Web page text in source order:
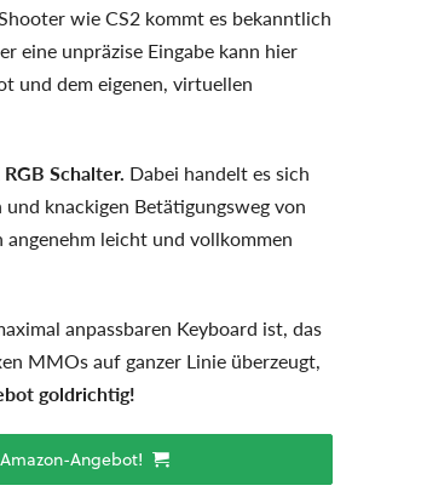
wie CS2 kommt es bekanntlich
eine unpräzise Eingabe kann hier
und dem eigenen, virtuellen
Schalter. Dabei handelt es sich
knackigen Betätigungsweg von
leicht und vollkommen
anpassbaren Keyboard ist, das
MMOs auf ganzer Linie überzeugt,
goldrichtig!
Angebot!